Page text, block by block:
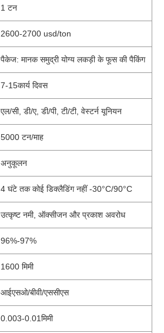
1 टन
2600-2700 usd/ton
पैकेज: मानक समुद्री योग्य लकड़ी के फूस की पैकिंग
7-15कार्य दिवस
एल/सी, डी/ए, डी/पी, टी/टी, वेस्टर्न यूनियन
5000 टन/माह
अनुकूलन
4 घंटे तक कोई डिक्लैडिंग नहीं -30°C/90°C
उत्कृष्ट नमी, ऑक्सीजन और प्रकाश अवरोध
96%-97%
1600 मिमी
आईएसओ/बीवी/एससीएस
0.003-0.01मिमी